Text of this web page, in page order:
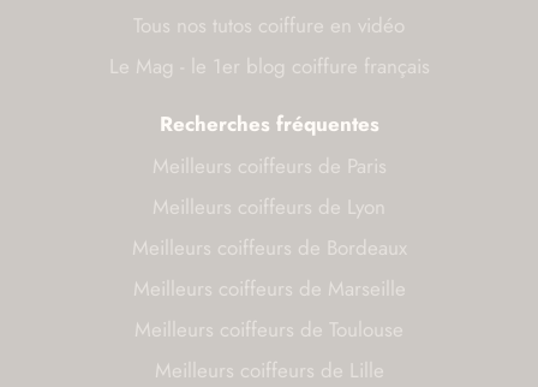
Tous nos tutos coiffure en vidéo
Le Mag - le 1er blog coiffure français
Recherches fréquentes
Meilleurs coiffeurs de Paris
Meilleurs coiffeurs de Lyon
Meilleurs coiffeurs de Bordeaux
Meilleurs coiffeurs de Marseille
Meilleurs coiffeurs de Toulouse
Meilleurs coiffeurs de Lille